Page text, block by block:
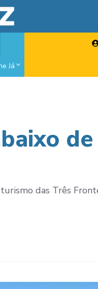
Já
das Três